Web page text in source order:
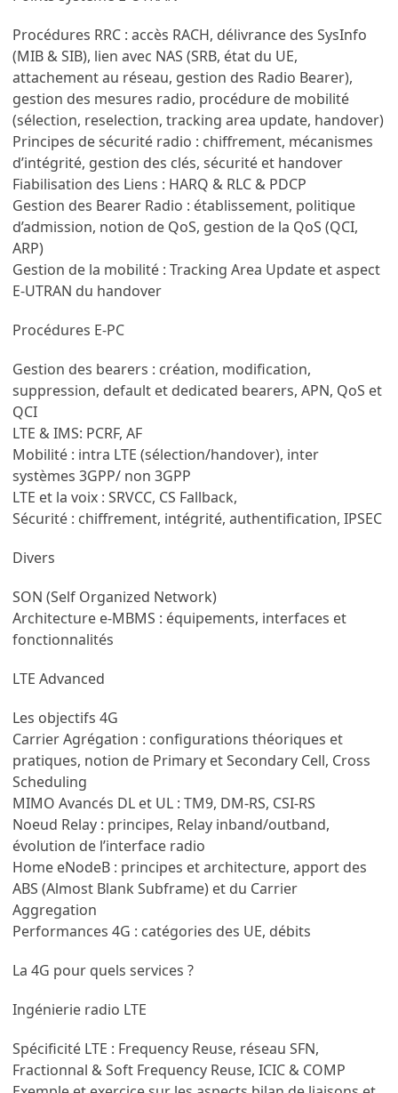
Procédures RRC : accès RACH, délivrance des SysInfo
(MIB & SIB), lien avec NAS (SRB, état du UE,
attachement au réseau, gestion des Radio Bearer),
gestion des mesures radio, procédure de mobilité
(sélection, reselection, tracking area update, handover)
Principes de sécurité radio : chiffrement, mécanismes
d’intégrité, gestion des clés, sécurité et handover
Fiabilisation des Liens : HARQ & RLC & PDCP
Gestion des Bearer Radio : établissement, politique
d’admission, notion de QoS, gestion de la QoS (QCI,
ARP)
Gestion de la mobilité : Tracking Area Update et aspect
E-UTRAN du handover
Procédures E-PC
Gestion des bearers : création, modification,
suppression, default et dedicated bearers, APN, QoS et
QCI
LTE & IMS: PCRF, AF
Mobilité : intra LTE (sélection/handover), inter
systèmes 3GPP/ non 3GPP
LTE et la voix : SRVCC, CS Fallback,
Sécurité : chiffrement, intégrité, authentification, IPSEC
Divers
SON (Self Organized Network)
Architecture e-MBMS : équipements, interfaces et
fonctionnalités
LTE Advanced
Les objectifs 4G
Carrier Agrégation : configurations théoriques et
pratiques, notion de Primary et Secondary Cell, Cross
Scheduling
MIMO Avancés DL et UL : TM9, DM-RS, CSI-RS
Noeud Relay : principes, Relay inband/outband,
évolution de l’interface radio
Home eNodeB : principes et architecture, apport des
ABS (Almost Blank Subframe) et du Carrier
Aggregation
Performances 4G : catégories des UE, débits
La 4G pour quels services ?
Ingénierie radio LTE
Spécificité LTE : Frequency Reuse, réseau SFN,
Fractionnal & Soft Frequency Reuse, ICIC & COMP